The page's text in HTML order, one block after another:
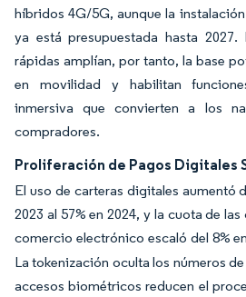
híbridos 4G/5G, aunque la
ya está presupuestada hasta
rápidas amplían, por tanto, la base
en movilidad y habilitan
inmersiva que convierten a los
compradores.
Proliferación de Pagos Digitales
El uso de carteras digitales aumentó
2023 al 57% en 2024, y la cuota de
comercio electrónico escaló del 8%
La tokenización oculta los números
accesos biométricos reducen el